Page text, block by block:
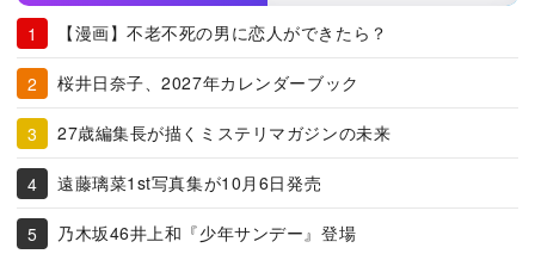
【漫画】不老不死の男に恋人ができたら？
桜井日奈子、2027年カレンダーブック
27歳編集長が描くミステリマガジンの未来
遠藤璃菜1st写真集が10月6日発売
乃木坂46井上和『少年サンデー』登場